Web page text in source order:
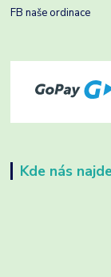
FB naše ordinace
Kde nás